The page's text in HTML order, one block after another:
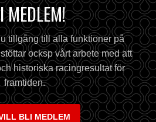
MEDLEM!
tillgång till alla funktioner på
ocksp vårt arbete med att
historiska racingresultat för
framtiden.
BLI MEDLEM